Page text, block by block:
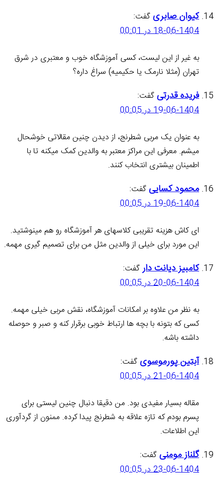
کیوان صابریگفت:
18-06-1404 در 00:01
به غیر از این لیست، کسی آموزشگاه خوب و معتبری در شرق
تهران (مثلا نارمک یا حکیمیه) سراغ داره؟
فریده قدرتیگفت:
19-06-1404 در 00:05
به عنوان یک مربی شطرنج، از دیدن چنین مقالاتی خوشحال
میشم. معرفی این مراکز معتبر به والدین کمک میکنه تا با
اطمینان بیشتری انتخاب کنند.
محمود کساییگفت:
19-06-1404 در 00:05
ای کاش هزینه تقریبی کلاسهای هر آموزشگاه رو هم مینوشتید.
این مورد برای خیلی از والدین مثل من برای تصمیم گیری مهمه.
کامبیز دیانت دارگفت:
20-06-1404 در 00:05
به نظر من علاوه بر امکانات آموزشگاه، نقش مربی خیلی مهمه.
کسی که بتونه با بچه ها ارتباط خوبی برقرار کنه و صبر و حوصله
داشته باشه.
آبتین پورموسویگفت:
21-06-1404 در 00:05
مقاله بسیار مفیدی بود. من دقیقا دنبال چنین لیستی برای
پسرم بودم که تازه علاقه به شطرنج پیدا کرده. ممنون از گردآوری
این اطلاعات.
گلناز مومنیگفت:
23-06-1404 در 00:05